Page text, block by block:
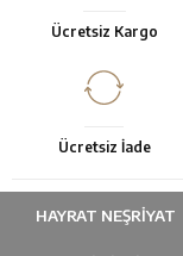
Ücretsiz Kargo
Ücretsiz İade
HAYRAT NEŞRIYAT